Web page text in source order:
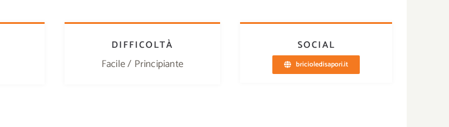
DIFFICOLTÀ
Facile / Principiante
SOCIAL
bricioledisapori.it